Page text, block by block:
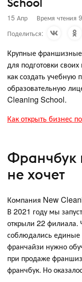
15 Апр Время чтения
Поделиться:
Крупные франшизные
для подготовки
как создать учебную
образовательную
Cleaning School.
Как открыть бизнес
Франчбук
не хочет
Компания New
В 2021 году мы
открыли 22 филиала.
соблюдались единые
франчайзи нужно
при продаже
франчбук. Но